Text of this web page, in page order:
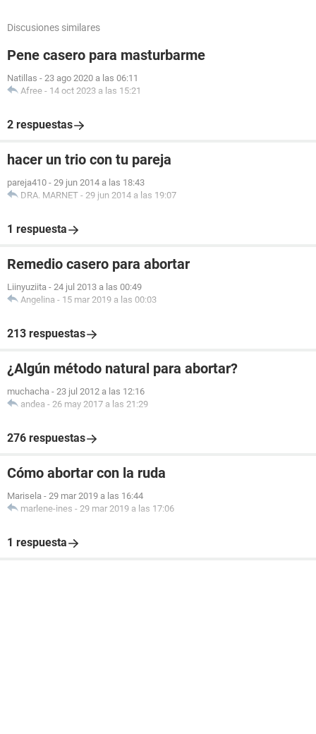
Discusiones similares
Pene casero para masturbarme
Natillas - 23 ago 2020 a las 06:11
Afree - 14 oct 2023 a las 15:21
2 respuestas
hacer un trio con tu pareja
pareja410 - 29 jun 2014 a las 18:43
DRA. MARNET - 29 jun 2014 a las 19:07
1 respuesta
Remedio casero para abortar
Liinyuziita - 24 jul 2013 a las 00:49
Angelina - 15 mar 2019 a las 00:03
213 respuestas
¿Algún método natural para abortar?
muchacha - 23 jul 2012 a las 12:16
andea - 26 may 2017 a las 21:29
276 respuestas
Cómo abortar con la ruda
Marisela - 29 mar 2019 a las 16:44
marlene-ines - 29 mar 2019 a las 17:06
1 respuesta